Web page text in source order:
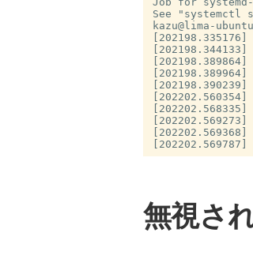
kazu@lima-
無視さ